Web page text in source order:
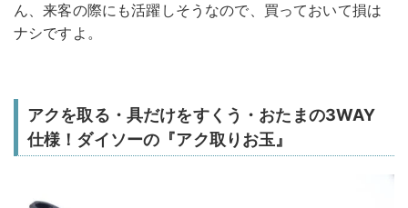
ん、来客の際にも活躍しそうなので、買っておいて損は
ナシですよ。
アクを取る・具だけをすくう・おたまの3WAY
仕様！ダイソーの『アク取りお玉』